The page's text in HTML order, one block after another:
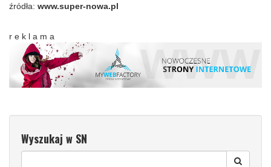
źródła: www.super-nowa.pl
r e k l a m a
Wyszukaj w SN